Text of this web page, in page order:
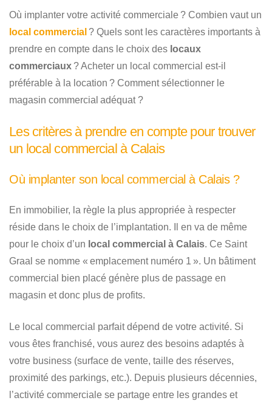
Où implanter votre activité commerciale ? Combien vaut un
local commercial ? Quels sont les caractères importants à
prendre en compte dans le choix des locaux
commerciaux ? Acheter un local commercial est-il
préférable à la location ? Comment sélectionner le
magasin commercial adéquat ?
Les critères à prendre en compte pour trouver
un local commercial à Calais
Où implanter son local commercial à Calais ?
En immobilier, la règle la plus appropriée à respecter
réside dans le choix de l’implantation. Il en va de même
pour le choix d’un local commercial à Calais. Ce Saint
Graal se nomme « emplacement numéro 1 ». Un bâtiment
commercial bien placé génère plus de passage en
magasin et donc plus de profits.
Le local commercial parfait dépend de votre activité. Si
vous êtes franchisé, vous aurez des besoins adaptés à
votre business (surface de vente, taille des réserves,
proximité des parkings, etc.). Depuis plusieurs décennies,
l’activité commerciale se partage entre les grandes et